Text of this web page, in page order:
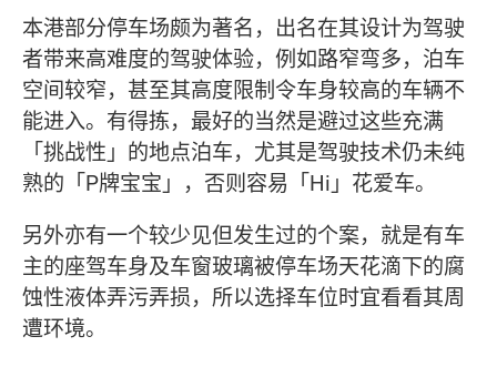
本港部分停车场颇为著名，出名在其设计为驾驶
者带来高难度的驾驶体验，例如路窄弯多，泊车
空间较窄，甚至其高度限制令车身较高的车辆不
能进入。有得拣，最好的当然是避过这些充满
「挑战性」的地点泊车，尤其是驾驶技术仍未纯
熟的「P牌宝宝」，否则容易「Hi」花爱车。
另外亦有一个较少见但发生过的个案，就是有车
主的座驾车身及车窗玻璃被停车场天花滴下的腐
蚀性液体弄污弄损，所以选择车位时宜看看其周
遭环境。